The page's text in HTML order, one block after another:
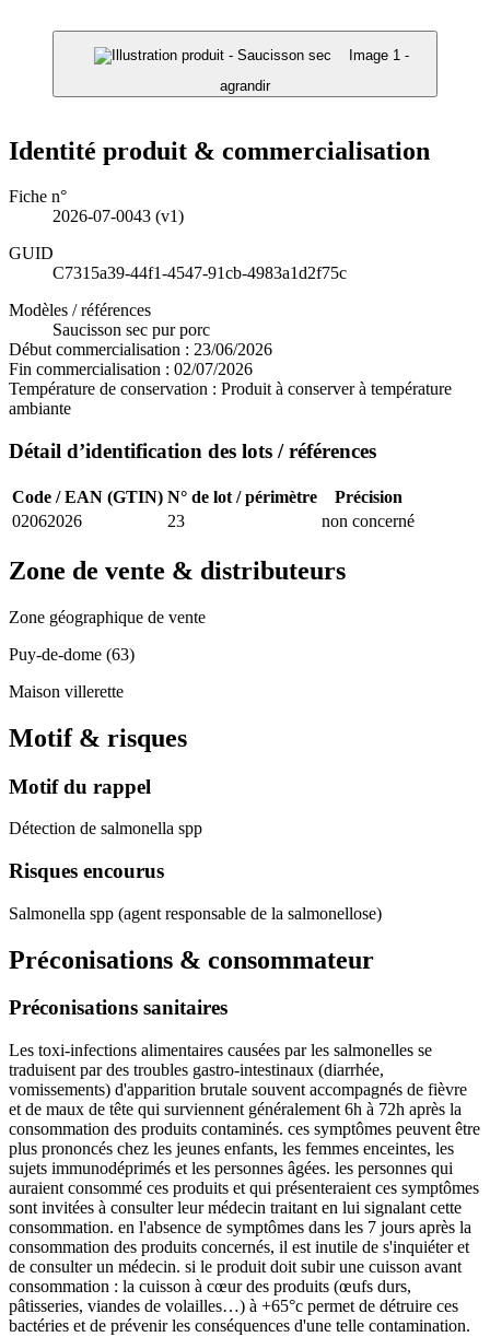
Image 1 -
agrandir
Identité produit & commercialisation
Fiche n°
2026-07-0043 (v1)
GUID
C7315a39-44f1-4547-91cb-4983a1d2f75c
Modèles / références
Saucisson sec pur porc
Début commercialisation : 23/06/2026
Fin commercialisation : 02/07/2026
Température de conservation : Produit à conserver à température
ambiante
Détail d’identification des lots / références
Code / EAN (GTIN) N° de lot / périmètre
Précision
02062026
23 non concerné
Zone de vente & distributeurs
Zone géographique de vente
Puy-de-dome (63)
Maison villerette
Motif & risques
Motif du rappel
Détection de salmonella spp
Risques encourus
Salmonella spp (agent responsable de la salmonellose)
Préconisations & consommateur
Préconisations sanitaires
Les toxi-infections alimentaires causées par les salmonelles se
traduisent par des troubles gastro-intestinaux (diarrhée,
vomissements) d'apparition brutale souvent accompagnés de fièvre
et de maux de tête qui surviennent généralement 6h à 72h après la
consommation des produits contaminés. ces symptômes peuvent être
plus prononcés chez les jeunes enfants, les femmes enceintes, les
sujets immunodéprimés et les personnes âgées. les personnes qui
auraient consommé ces produits et qui présenteraient ces symptômes
sont invitées à consulter leur médecin traitant en lui signalant cette
consommation. en l'absence de symptômes dans les 7 jours après la
consommation des produits concernés, il est inutile de s'inquiéter et
de consulter un médecin. si le produit doit subir une cuisson avant
consommation : la cuisson à cœur des produits (œufs durs,
pâtisseries, viandes de volailles…) à +65°c permet de détruire ces
bactéries et de prévenir les conséquences d'une telle contamination.